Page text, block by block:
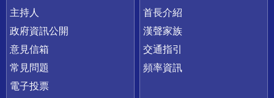
主持人
政府資訊公開
意見信箱
常見問題
電子投票
首長介紹
漢聲家族
交通指引
頻率資訊